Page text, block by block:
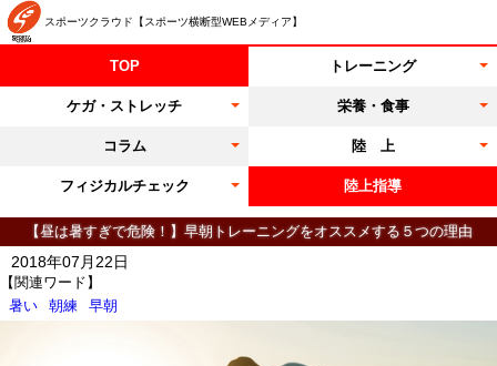
スポーツクラウド【スポーツ横断型WEBメディア】
TOP トレーニング
ケガ・ストレッチ 栄養・食事
コラム 陸 上
フィジカルチェック 陸上指導
【昼は暑すぎで危険！】早朝トレーニングをオススメする５つの理由
【関連ワード】
暑い
朝練 早朝
2018年07月22日